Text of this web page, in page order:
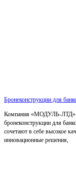
Бронеконструкции для
Компания «МОДУЛЬ-ЛТД»
бронеконструкции для
сочетают в себе высокое
инновационные решения,